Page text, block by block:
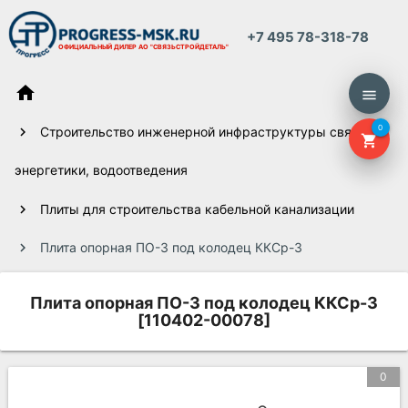
ОФИЦИАЛЬНЫЙ ДИЛЕР АО "СВЯЗЬСТРОЙДЕТАЛЬ"
+7 495 78-318-78
menu
shopping_cart
0
home
Строительство инженерной инфраструктуры связи,
энергетики, водоотведения
Плиты для строительства кабельной канализации
Плита опорная ПО-3 под колодец ККСр-3
Плита опорная ПО-3 под колодец ККСр-3
[110402-00078]
0